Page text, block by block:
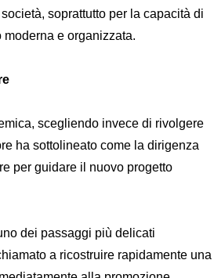
soprattutto per la capacità di
e organizzata.
scegliendo invece di rivolgere
ha sottolineato come la dirigenza
per guidare il nuovo progetto
dei passaggi più delicati
a ricostruire rapidamente una